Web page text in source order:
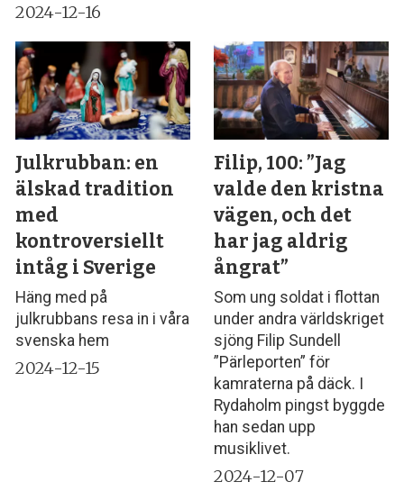
2024-12-16
Julkrubban: en
älskad tradition
med
kontroversiellt
intåg i Sverige
Häng med på
julkrubbans resa in i våra
svenska hem
2024-12-15
Filip, 100: ”Jag
valde den kristna
vägen, och det
har jag aldrig
ångrat”
Som ung soldat i flottan
under andra världskriget
sjöng Filip Sundell
”Pärleporten” för
kamraterna på däck. I
Rydaholm pingst byggde
han sedan upp
musiklivet.
2024-12-07